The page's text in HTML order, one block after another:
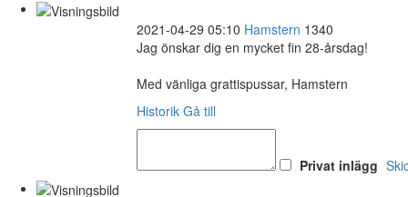
2021-04-29 05:10 Hamstern 1340
Jag önskar dig en mycket fin 28-årsdag!
Med vänliga grattispussar, Hamstern
Historik Gå till
Privat inlägg